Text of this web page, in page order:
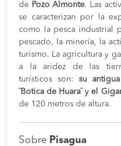
de Pozo Almonte. Las
se caracterizan por la
como la pesca industrial
pescado, la minería, la
turismo. La agricultura y
a la aridez de las
turísticos son: su
¨Botica de Huara¨ y el
de 120 metros de altura.
Sobre Pisagua